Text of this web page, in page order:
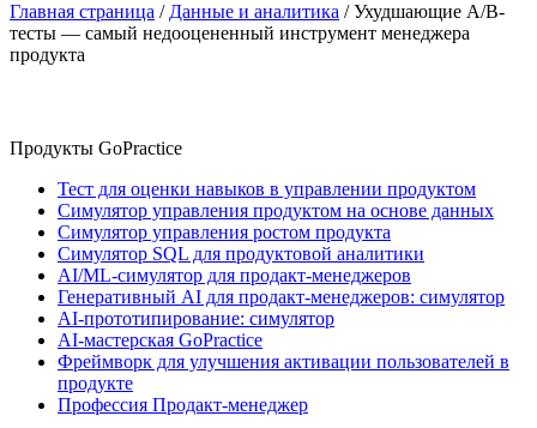
Главная страница / Данные и аналитика /Ухудшающие A/B-
тесты — самый недооцененный инструмент менеджера
продукта
Продукты GoPractice
Тест для оценки навыков в управлении продуктом
Симулятор управления продуктом на основе данных
Симулятор управления ростом продукта
Симулятор SQL для продуктовой аналитики
AI/ML-симулятор для продакт-менеджеров
Генеративный AI для продакт-менеджеров: симулятор
AI-прототипирование: симулятор
AI-мастерская GoPractice
Фреймворк для улучшения активации пользователей в
продукте
Профессия Продакт-менеджер